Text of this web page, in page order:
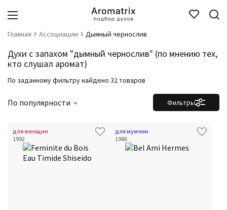
Главная Ассоциации Дымный чернослив
Духи с запахом "дымный чернослив" (по мнению тех,
кто слушал аромат)
По заданному фильтру найдено 32 товаров
Фильтры
По популярности
для женщин
1992
для мужчин
1986